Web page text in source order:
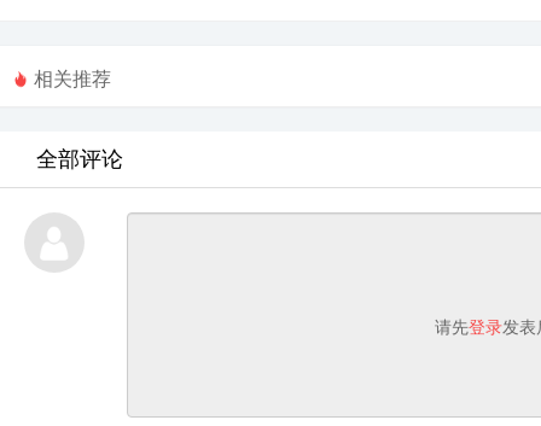
相关推荐
全部评论
请先登录发表